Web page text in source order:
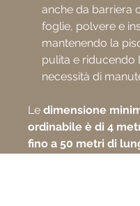
anche da barriera
foglie, polvere e
mantenendo la
pulita e riducendo
necessità di
Le dimensione
ordinabile è di 4
fino a 50 metri di